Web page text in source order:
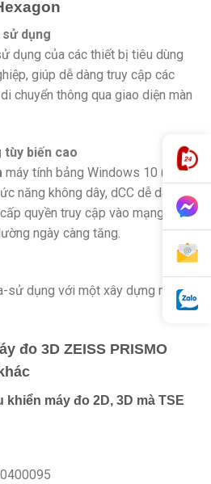
dụng
dụng của các thiết bị tiêu dùng
giúp dễ dàng truy cập các
chuyển thông qua giao diện màn
tùy biến cao
máy tính bảng Windows 10 (hoặc
năng không dây, dCC dễ dàng
quyền truy cập vào mạng lưới
ngày càng tăng.
sử dụng với một xây dựng mạnh
đo 3D ZEISS PRISMO
khiển máy đo 2D, 3D mà TSE